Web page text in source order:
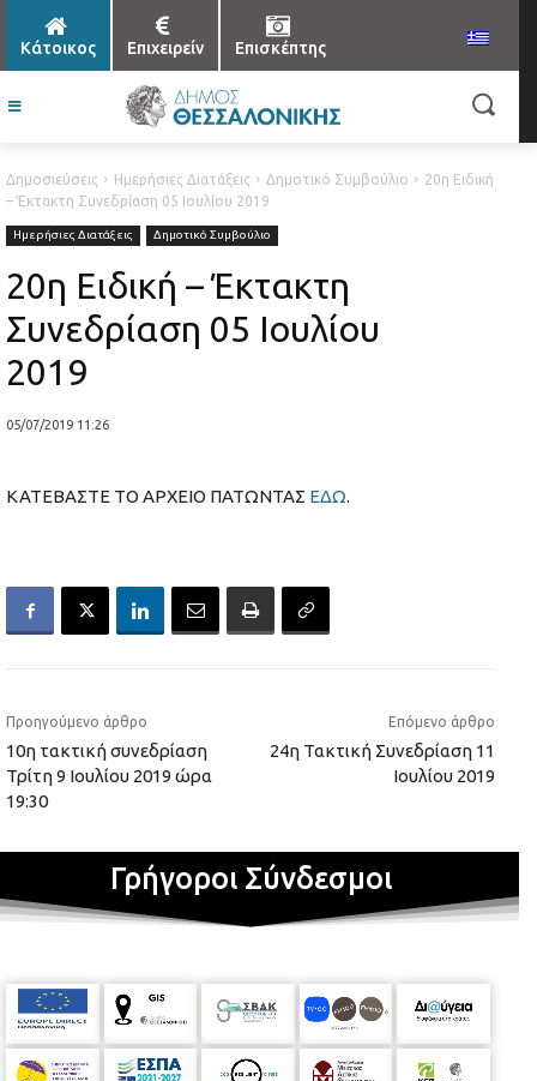
Κάτοικος Επιχειρείν Επισκέπτης
Δημοσιεύσεις Ημερήσιες Διατάξεις Δημοτικό Συμβούλιο
20η Ειδική
– Έκτακτη Συνεδρίαση 05 Ιουλίου 2019
Ημερήσιες Διατάξεις Δημοτικό Συμβούλιο
20η Ειδική – Έκτακτη
Συνεδρίαση 05 Ιουλίου
2019
05/07/2019 11:26
ΚΑΤΕΒΑΣΤΕ ΤΟ ΑΡΧΕΙΟ ΠΑΤΩΝΤΑΣ ΕΔΩ.
Προηγούμενο άρθρο
10η τακτική συνεδρίαση
Τρίτη 9 Ιουλίου 2019 ώρα
19:30
Επόμενο άρθρο
24η Τακτική Συνεδρίαση 11
Ιουλίου 2019
Γρήγοροι Σύνδεσμοι